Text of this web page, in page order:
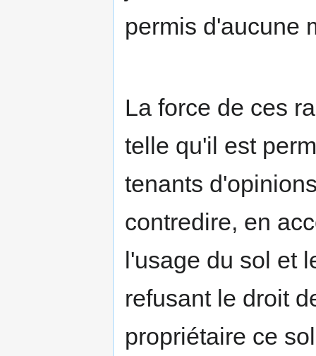
permis d'aucune
La force de ces
telle qu'il est
tenants
contredire, en
l'usage du sol et
refusant le droit
propriétaire ce